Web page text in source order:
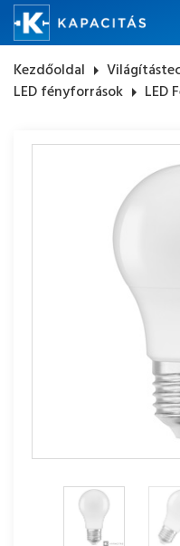
Kezdőoldal arrow_right
LED fényforrások arrow_right LED